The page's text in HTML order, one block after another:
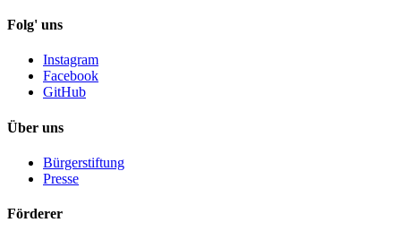
Folg' uns
Instagram
Facebook
GitHub
Über uns
Bürgerstiftung
Presse
Förderer